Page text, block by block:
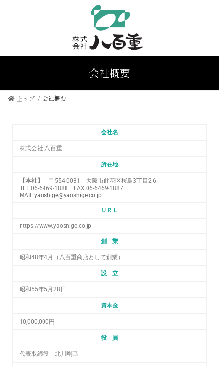
会社概要
トップ 会社概要
会社名
株式会社 八百重
所在地
【本社】
〒554-0031 大阪市此花区桜島3丁目2-6
TEL.06-6469-1888 FAX.06-6469-1887
MAIL yaoshige@yaoshige.co.jp
ＵＲＬ
https://www.yaoshige.co.jp
創 業
昭和48年4月（八百重商店として創業）
設 立
昭和55年5月28日
資本金
10,000,000円
役 員
代表取締役 北川剛己